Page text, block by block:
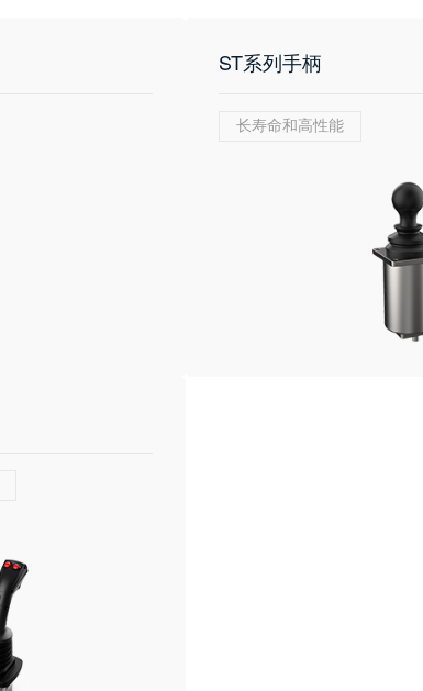
ST系列手柄
长寿命和高性能